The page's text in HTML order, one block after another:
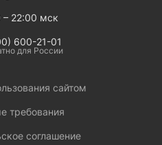
– 22:00 мск
600-21-01
для России
сайтом
требования
соглашение